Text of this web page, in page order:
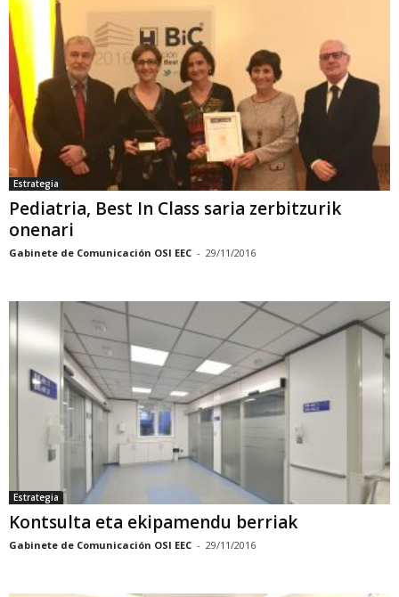
Estrategia
Pediatria, Best In Class saria zerbitzurik
onenari
Gabinete de Comunicación OSI EEC - 29/11/2016
Estrategia
Kontsulta eta ekipamendu berriak
Gabinete de Comunicación OSI EEC - 29/11/2016